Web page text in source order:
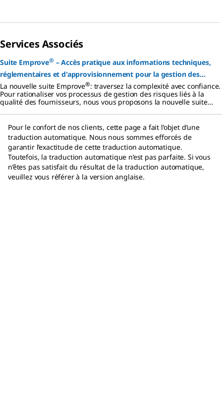
Services Associés
Suite Emprove® – Accès pratique aux informations techniques,
réglementaires et d'approvisionnement pour la gestion des
risques
La nouvelle suite Emprove®: traversez la complexité avec confiance.
Pour rationaliser vos processus de gestion des risques liés à la
qualité des fournisseurs, nous vous proposons la nouvelle suite
Emprove . Cette plateforme offre un accès pratique et complet à
Pour le confort de nos clients, cette page a fait l’objet d’une
traduction automatique. Nous nous sommes efforcés de
garantir l’exactitude de cette traduction automatique.
Toutefois, la traduction automatique n’est pas parfaite. Si vous
n’êtes pas satisfait du résultat de la traduction automatique,
veuillez vous référer à la version anglaise.